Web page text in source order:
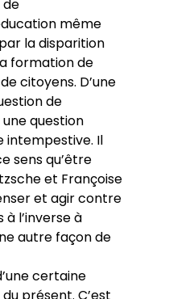
de
même
la disparition
formation de
citoyens. D’une
de
question
intempestive. Il
sens qu’être
et Françoise
et agir contre
l’inverse à
autre façon de
certaine